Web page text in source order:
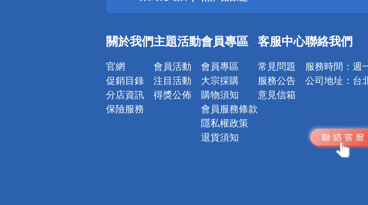
銀行優惠
詐騙網頁！請小心！
關於我們
官網
促銷目錄
分店資訊
保險服務
主題活動
會員活動
注目活動
得獎公佈
會員專區
會員專區
大宗採購
購物須知
會員服務條款
隱私權政策
退貨須知
客服中心
常見問題
服務公告
意見信箱
聯絡我們
服務時間： 週
公司地址： 台